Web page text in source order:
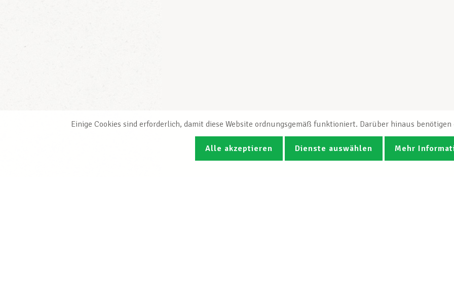
Einige Cookies sind erforderlich, damit diese Website ordnungsgemäß funktioniert. Darüber hinaus
Alle akzeptieren Dienste auswählen Mehr